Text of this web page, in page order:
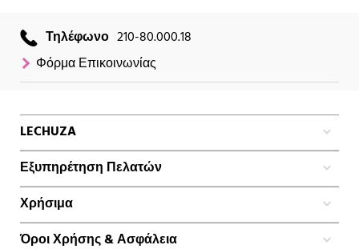
Τηλέφωνο 210-80.000.18
Φόρμα Επικοινωνίας
LECHUZA
Εξυπηρέτηση Πελατών
Χρήσιμα
Όροι Χρήσης & Ασφάλεια